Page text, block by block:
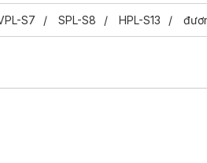
S7 SPL-S8 HPL-S13